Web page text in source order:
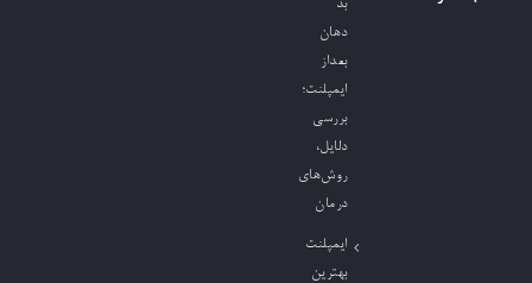
بد
دهان
بعداز
ایمپلنت؛
بررسی
دلایل،
روش‌های
درمان
ایمپلنت
بهترین